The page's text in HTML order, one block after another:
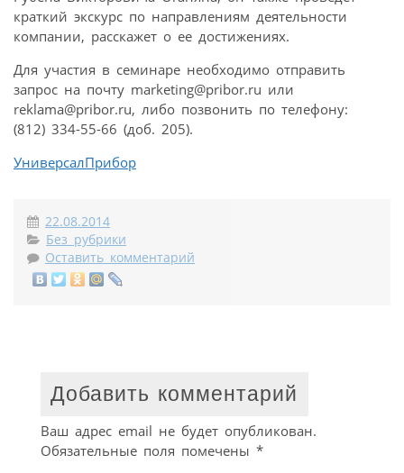
краткий экскурс по направлениям деятельности
компании, расскажет о ее достижениях.
Для участия в семинаре необходимо отправить
запрос на почту marketing@pribor.ru или
reklama@pribor.ru, либо позвонить по телефону:
(812) 334-55-66 (доб. 205).
УниверсалПрибор
22.08.2014
Без рубрики
Оставить комментарий
Добавить комментарий
Ваш адрес email не будет опубликован.
Обязательные поля помечены *